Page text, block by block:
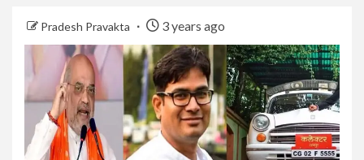
Pradesh Pravakta 3 years ago